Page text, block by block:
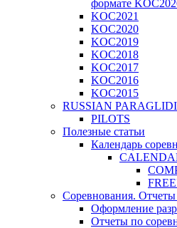
формате
KOC2021
KOC2020
KOC2019
KOC2018
KOC2017
KOC2016
KOC2015
RUSSIAN
PILOTS
Полезные статьи
Календарь
Соревнования.
Оформление
Отчеты по